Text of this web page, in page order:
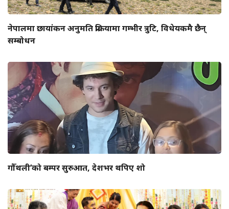
नेपालमा छायांकन अनुमति प्रक्रियामा गम्भीर त्रुटि, विधेयकमै छैन्
सम्बोधन
गौँथली’को बम्पर सुरुआत, देशभर थपिए शो